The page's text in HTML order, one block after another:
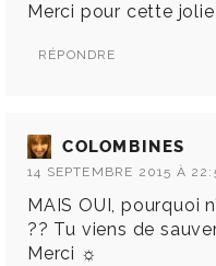
Merci pour cette
RÉPONDRE
COLOMBINES
14 SEPTEMBRE 2015 À
MAIS OUI, pourquoi
?? Tu viens de
Merci ☼